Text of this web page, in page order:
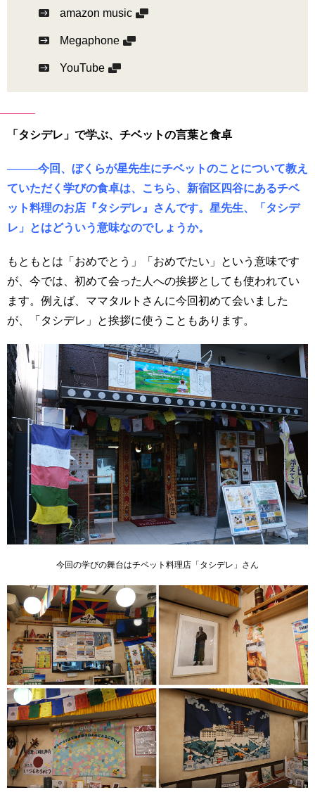
amazon music
Megaphone
YouTube
「タシデレ」で学ぶ、チベットの言葉と食卓
────今回、ぼくらが星先生にチベットのことについて教え
ていただく学びの食卓は、こちら、新宿区四谷にあるチベ
ット料理のお店『タシデレ』さんです。星先生、「タシデ
レ」とはどういう意味なのでしょうか。
もともとは「おめでとう」「おめでたい」という意味です
が、今では、初めて会った人への挨拶としても使われてい
ます。例えば、ママタルトさんに今回初めて会いました
が、「タシデレ」と挨拶に使うこともあります。
今回の学びの舞台はチベット料理店「タシデレ」さん